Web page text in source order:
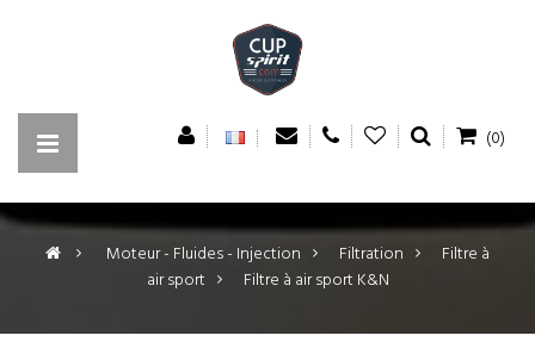
(0)
> Moteur - Fluides - Injection > Filtration >
Filtre à
air sport > Filtre à air sport K&N